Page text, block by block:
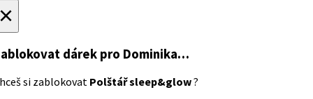
dárek pro Dominika…
si zablokovat Polštář sleep&glow?